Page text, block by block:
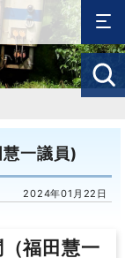
一議員)
2024年01月22日
福田慧一